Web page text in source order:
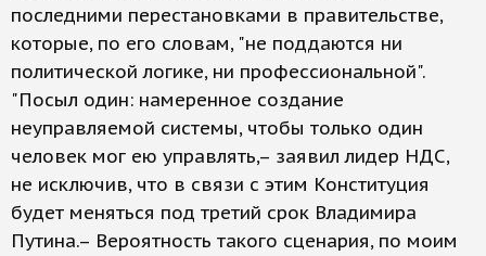
последними перестановками в правительстве,
которые, по его словам, "не поддаются ни
политической логике, ни профессиональной".
"Посыл один: намеренное создание
неуправляемой системы, чтобы только один
человек мог ею управлять,– заявил лидер НДС,
не исключив, что в связи с этим Конституция
будет меняться под третий срок Владимира
Путина.– Вероятность такого сценария, по моим